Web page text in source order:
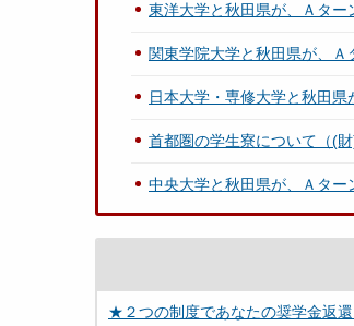
東洋大学と秋田県が、Ａター
関東学院大学と秋田県が、Ａ
日本大学・専修大学と秋田
首都圏の学生寮について（(
中央大学と秋田県が、Ａター
★２つの制度であなたの奨学金返